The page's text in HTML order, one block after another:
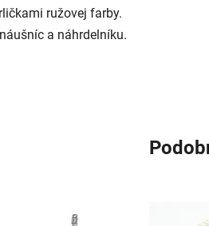
ružovej farby.
a náhrdelníku.